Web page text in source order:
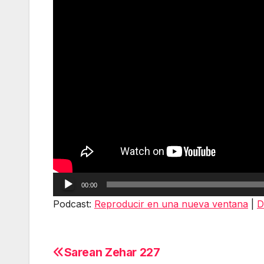
Reproductor
de
audio
00:00
Podcast: Reproducir en una nueva ventana
Navegación
Sarean Zehar 227